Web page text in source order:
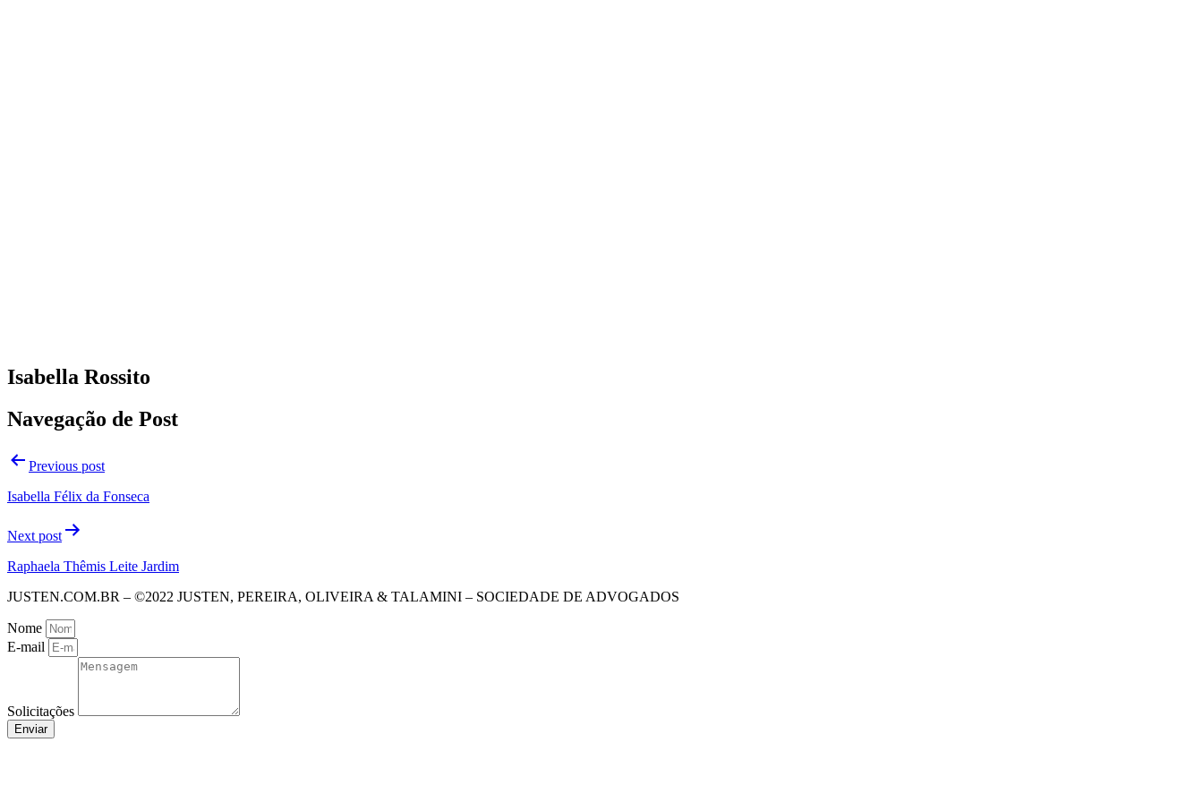
Isabella Rossito
Navegação de Post
Previous post
Isabella Félix da Fonseca
Next post
Raphaela Thêmis Leite Jardim
JUSTEN.COM.BR – ©2022 JUSTEN, PEREIRA, OLIVEIRA & TALAMINI – SOCIEDADE DE ADVOGADOS
Nome
E-mail
Solicitações
Enviar